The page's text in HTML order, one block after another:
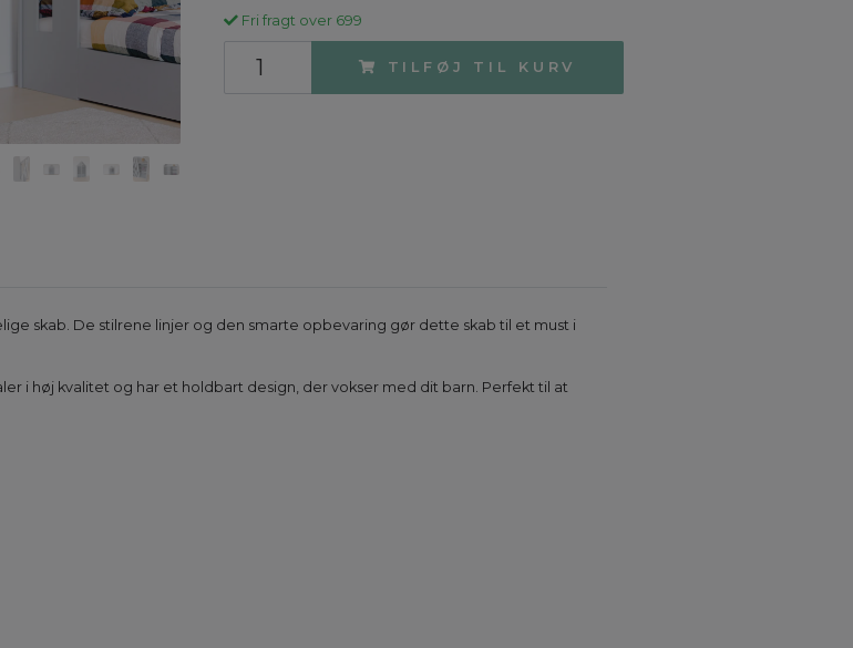
Fri fragt over 699
TILFØJ TIL KURV
skab. De stilrene linjer og den smarte opbevaring gør dette skab til et must i
i høj kvalitet og har et holdbart design, der vokser med dit barn. Perfekt til at